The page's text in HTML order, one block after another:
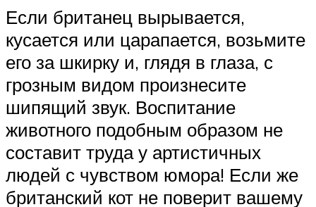
Если британец вырывается,
кусается или царапается, возьмите
его за шкирку и, глядя в глаза, с
грозным видом произнесите
шипящий звук. Воспитание
животного подобным образом не
составит труда у артистичных
людей с чувством юмора! Если же
британский кот не поверит вашему